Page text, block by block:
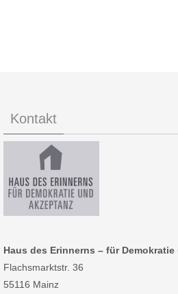
Kontakt
Haus des Erinnerns – für
Flachsmarktstr. 36
55116 Mainz